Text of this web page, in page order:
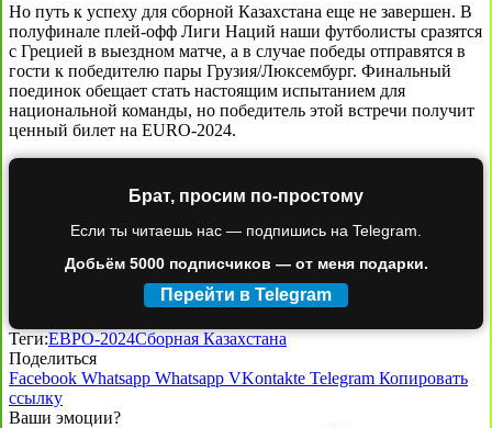
Но путь к успеху для сборной Казахстана еще не завершен. В
полуфинале плей-офф Лиги Наций наши футболисты сразятся
с Грецией в выездном матче, а в случае победы отправятся в
гости к победителю пары Грузия/Люксембург. Финальный
поединок обещает стать настоящим испытанием для
национальной команды, но победитель этой встречи получит
ценный билет на EURO-2024.
Брат, просим по-простому
Если ты читаешь нас — подпишись на Telegram.
Добьём 5000 подписчиков — от меня подарки.
Перейти в Telegram
Теги:ЕВРО-2024Сборная Казахстана
Поделиться
Facebook Whatsapp Whatsapp VKontakte Telegram Копировать
ссылку
Ваши эмоции?